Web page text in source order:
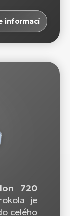
informací
720
je
celého